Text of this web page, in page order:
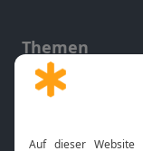
Themen
Gott und